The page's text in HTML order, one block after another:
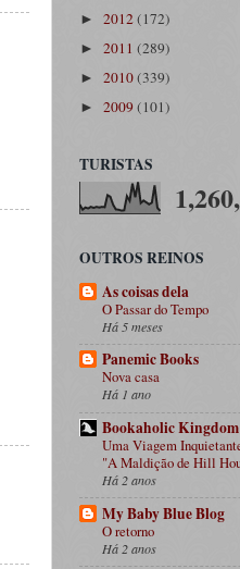
► 2012(172)
► 2011 (289)
► 2010(339)
► 2009 (101)
TURISTAS
OUTROS REINOS
As coisas dela
O Passar do Tempo
Há 5 meses
Panemic Books
Nova casa
Há 1 ano
Bookaholic Kingdom
Uma Viagem
"A Maldição de Hill
Há 2 anos
My Baby Blue Blog
O retorno
Há 2 anos